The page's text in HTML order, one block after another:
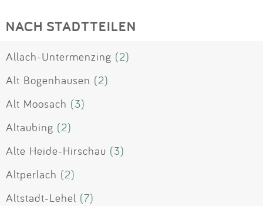
NACH STADTTEILEN
Allach-Untermenzing (2)
Alt Bogenhausen (2)
Alt Moosach (3)
Altaubing (2)
Alte Heide-Hirschau (3)
Altperlach (2)
Altstadt-Lehel (7)